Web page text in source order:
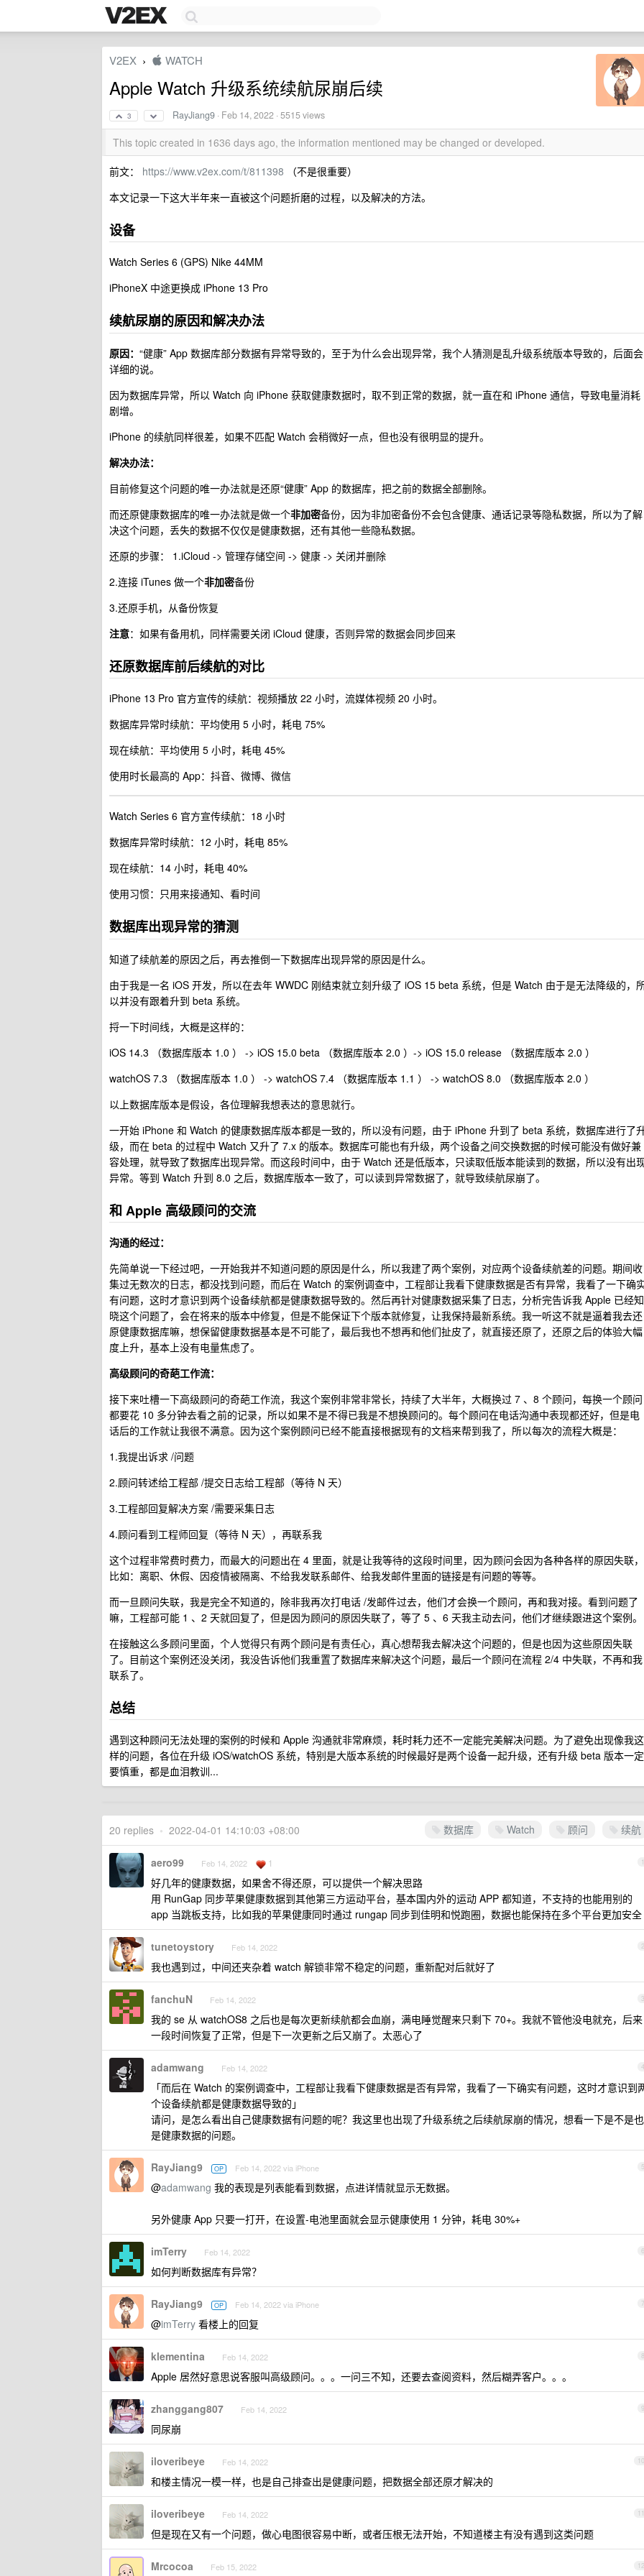
V2EX ›  WATCH
Apple Watch 升级系统续航尿崩后续
3 RayJiang9 · Feb 14, 2022 · 5515 views
This topic created in 1636 days ago, the information mentioned may be changed or developed.
前文： https://www.v2ex.com/t/811398 （不是很重要）
本文记录一下这大半年来一直被这个问题折磨的过程，以及解决的方法。
设备
Watch Series 6 (GPS) Nike 44MM
iPhoneX 中途更换成 iPhone 13 Pro
续航尿崩的原因和解决办法
原因： “健康” App 数据库部分数据有异常导致的，至于为什么会出现异常，我个人猜测是乱升级系统版本导致的，后面会
详细的说。
因为数据库异常，所以 Watch 向 iPhone 获取健康数据时，取不到正常的数据，就一直在和 iPhone 通信，导致电量消耗
剧增。
iPhone 的续航同样很差，如果不匹配 Watch 会稍微好一点，但也没有很明显的提升。
解决办法：
目前修复这个问题的唯一办法就是还原“健康” App 的数据库，把之前的数据全部删除。
而还原健康数据库的唯一办法就是做一个非加密备份，因为非加密备份不会包含健康、通话记录等隐私数据，所以为了解
决这个问题，丢失的数据不仅仅是健康数据，还有其他一些隐私数据。
还原的步骤： 1.iCloud -> 管理存储空间 -> 健康 -> 关闭并删除
2.连接 iTunes 做一个非加密备份
3.还原手机，从备份恢复
注意：如果有备用机，同样需要关闭 iCloud 健康，否则异常的数据会同步回来
还原数据库前后续航的对比
iPhone 13 Pro 官方宣传的续航：视频播放 22 小时，流媒体视频 20 小时。
数据库异常时续航：平均使用 5 小时，耗电 75%
现在续航：平均使用 5 小时，耗电 45%
使用时长最高的 App：抖音、微博、微信
Watch Series 6 官方宣传续航：18 小时
数据库异常时续航：12 小时，耗电 85%
现在续航：14 小时，耗电 40%
使用习惯：只用来接通知、看时间
数据库出现异常的猜测
知道了续航差的原因之后，再去推倒一下数据库出现异常的原因是什么。
由于我是一名 iOS 开发，所以在去年 WWDC 刚结束就立刻升级了 iOS 15 beta 系统，但是 Watch 由于是无法降级的，
以并没有跟着升到 beta 系统。
捋一下时间线，大概是这样的：
iOS 14.3 （数据库版本 1.0 ） -> iOS 15.0 beta （数据库版本 2.0 ）-> iOS 15.0 release （数据库版本 2.0 ）
watchOS 7.3 （数据库版本 1.0 ） -> watchOS 7.4 （数据库版本 1.1 ） -> watchOS 8.0 （数据库版本 2.0 ）
以上数据库版本是假设，各位理解我想表达的意思就行。
一开始 iPhone 和 Watch 的健康数据库版本都是一致的，所以没有问题，由于 iPhone 升到了 beta 系统，数据库进行了
级，而在 beta 的过程中 Watch 又升了 7.x 的版本。数据库可能也有升级，两个设备之间交换数据的时候可能没有做好兼
容处理，就导致了数据库出现异常。而这段时间中，由于 Watch 还是低版本，只读取低版本能读到的数据，所以没有出
异常。等到 Watch 升到 8.0 之后，数据库版本一致了，可以读到异常数据了，就导致续航尿崩了。
和 Apple 高级顾问的交流
沟通的经过：
先简单说一下经过吧，一开始我并不知道问题的原因是什么，所以我建了两个案例，对应两个设备续航差的问题。期间收
集过无数次的日志，都没找到问题，而后在 Watch 的案例调查中，工程部让我看下健康数据是否有异常，我看了一下确
有问题，这时才意识到两个设备续航都是健康数据导致的。然后再针对健康数据采集了日志，分析完告诉我 Apple 已经知
晓这个问题了，会在将来的版本中修复，但是不能保证下个版本就修复，让我保持最新系统。我一听这不就是逼着我去还
原健康数据库嘛，想保留健康数据基本是不可能了，最后我也不想再和他们扯皮了，就直接还原了，还原之后的体验大幅
度上升，基本上没有电量焦虑了。
高级顾问的奇葩工作流：
接下来吐槽一下高级顾问的奇葩工作流，我这个案例非常非常长，持续了大半年，大概换过 7 、8 个顾问，每换一个顾问
都要花 10 多分钟去看之前的记录，所以如果不是不得已我是不想换顾问的。每个顾问在电话沟通中表现都还好，但是电
话后的工作就让我很不满意。因为这个案例顾问已经不能直接根据现有的文档来帮到我了，所以每次的流程大概是：
1.我提出诉求 /问题
2.顾问转述给工程部 /提交日志给工程部（等待 N 天）
3.工程部回复解决方案 /需要采集日志
4.顾问看到工程师回复（等待 N 天），再联系我
这个过程非常费时费力，而最大的问题出在 4 里面，就是让我等待的这段时间里，因为顾问会因为各种各样的原因失联，
比如：离职、休假、因疫情被隔离、不给我发联系邮件、给我发邮件里面的链接是有问题的等等。
而一旦顾问失联，我是完全不知道的，除非我再次打电话 /发邮件过去，他们才会换一个顾问，再和我对接。看到问题了
嘛，工程部可能 1 、2 天就回复了，但是因为顾问的原因失联了，等了 5 、6 天我主动去问，他们才继续跟进这个案例。
在接触这么多顾问里面，个人觉得只有两个顾问是有责任心，真心想帮我去解决这个问题的，但是也因为这些原因失联
了。目前这个案例还没关闭，我没告诉他们我重置了数据库来解决这个问题，最后一个顾问在流程 2/4 中失联，不再和我
联系了。
总结
遇到这种顾问无法处理的案例的时候和 Apple 沟通就非常麻烦，耗时耗力还不一定能完美解决问题。为了避免出现像我这
样的问题，各位在升级 iOS/watchOS 系统，特别是大版本系统的时候最好是两个设备一起升级，还有升级 beta 版本一定
要慎重，都是血泪教训...
数据库 Watch 顾问 续航
20 replies • 2022-04-01 14:10:03 +08:00
1
aero99 Feb 14, 2022 1
好几年的健康数据，如果舍不得还原，可以提供一个解决思路
用 RunGap 同步苹果健康数据到其他第三方运动平台，基本国内外的运动 APP 都知道，不支持的也能用别的
app 当跳板支持，比如我的苹果健康同时通过 rungap 同步到佳明和悦跑圈，数据也能保持在多个平台更加安全
2
tunetoystory Feb 14, 2022
我也遇到过，中间还夹杂着 watch 解锁非常不稳定的问题，重新配对后就好了
3
fanchuN Feb 14, 2022
我的 se 从 watchOS8 之后也是每次更新续航都会血崩，满电睡觉醒来只剩下 70+。我就不管他没电就充，后来
一段时间恢复了正常，但是下一次更新之后又崩了。太恶心了
4
adamwang Feb 14, 2022
「而后在 Watch 的案例调查中，工程部让我看下健康数据是否有异常，我看了一下确实有问题，这时才意识到
个设备续航都是健康数据导致的」
请问，是怎么看出自己健康数据有问题的呢？我这里也出现了升级系统之后续航尿崩的情况，想看一下是不是也
是健康数据的问题。
5
RayJiang9 OP Feb 14, 2022 via iPhone
@adamwang 我的表现是列表能看到数据，点进详情就显示无数据。
另外健康 App 只要一打开，在设置-电池里面就会显示健康使用 1 分钟，耗电 30%+
6
imTerry Feb 14, 2022
如何判断数据库有异常？
7
RayJiang9 OP Feb 14, 2022 via iPhone
@imTerry 看楼上的回复
8
klementina Feb 14, 2022
Apple 居然好意思说客服叫高级顾问。。。一问三不知，还要去查阅资料，然后糊弄客户。。。
9
zhanggang807 Feb 14, 2022
同尿崩
10
iloveribeye Feb 14, 2022
和楼主情况一模一样，也是自己排查出是健康问题，把数据全部还原才解决的
11
iloveribeye Feb 14, 2022
但是现在又有一个问题，做心电图很容易中断，或者压根无法开始，不知道楼主有没有遇到这类问题
12
Mrcocoa Feb 15, 2022